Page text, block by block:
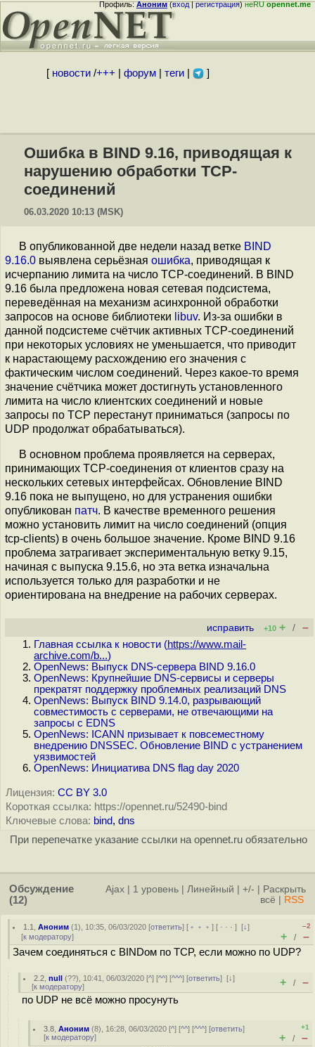
Профиль:Аноним(вход|регистрация)неRUopennet.me
[ новости/+++ форум| теги| ]
Ошибка в BIND 9.16, приводящая к
нарушению обработки TCP-
соединений
06.03.2020 10:13 (MSK)
В опубликованной две недели назад ветке BIND
9.16.0 выявлена серьёзная ошибка, приводящая к
исчерпанию лимита на число TCP-соединений. В BIND
9.16 была предложена новая сетевая подсистема,
переведённая на механизм асинхронной обработки
запросов на основе библиотеки libuv. Из-за ошибки в
данной подсистеме счётчик активных TCP-соединений
при некоторых условиях не уменьшается, что приводит
к нарастающему расхождению его значения с
фактическим числом соединений. Через какое-то время
значение счётчика может достигнуть установленного
лимита на число клиентских соединений и новые
запросы по TCP перестанут приниматься (запросы по
UDP продолжат обрабатываться).
В основном проблема проявляется на серверах,
принимающих TCP-соединения от клиентов сразу на
нескольких сетевых интерфейсах. Обновление BIND
9.16 пока не выпущено, но для устранения ошибки
опубликован патч. В качестве временного решения
можно установить лимит на число соединений (опция
tcp-clients) в очень большое значение. Кроме BIND 9.16
проблема затрагивает экспериментальную ветку 9.15,
начиная с выпуска 9.15.6, но эта ветка изначальна
используется только для разработки и не
ориентирована на внедрение на рабочих серверах.
исправить +10 + / –
Главная ссылка к новости (https://www.mail-
archive.com/b...)
OpenNews: Выпуск DNS-сервера BIND 9.16.0
OpenNews: Крупнейшие DNS-сервисы и серверы
прекратят поддержку проблемных реализаций DNS
OpenNews: Выпуск BIND 9.14.0, разрывающий
совместимость с серверами, не отвечающими на
запросы с EDNS
OpenNews: ICANN призывает к повсеместному
внедрению DNSSEC. Обновление BIND с устранением
уязвимостей
OpenNews: Инициатива DNS flag day 2020
Лицензия: CC BY 3.0
Короткая ссылка: https://opennet.ru/52490-bind
Ключевые слова: bind, dns
При перепечатке указание ссылки на opennet.ru обязательно
Обсуждение
(12)
Ajax 1 уровень Линейный +/-
Раскрыть
всё
RSS
1.1 ,Аноним (1), 10:35, 06/03/2020 [ответить] [ ﹢﹢﹢] [ · · ·][↓]
[к модератору]
–2
+ / –
Зачем соединяться с BINDом по TCP, если можно по UDP?
2.2 ,null (??), 10:41, 06/03/2020 [^] [^^] [^^^] [ответить][↓]
[к модератору] + / –
по UDP не всё можно просунуть
3.8 ,Аноним (8), 16:28, 06/03/2020 [^] [^^] [^^^] [ответить]
[к модератору]
+1
+ / –